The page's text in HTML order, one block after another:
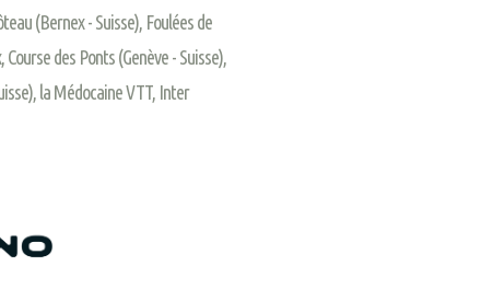
(Bernex - Suisse), Foulées de
des Ponts (Genève - Suisse),
la Médocaine VTT, Inter